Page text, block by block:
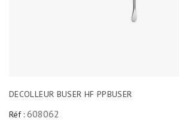
DECOLLEUR BUSER HF PPBUSER
Réf : 608062